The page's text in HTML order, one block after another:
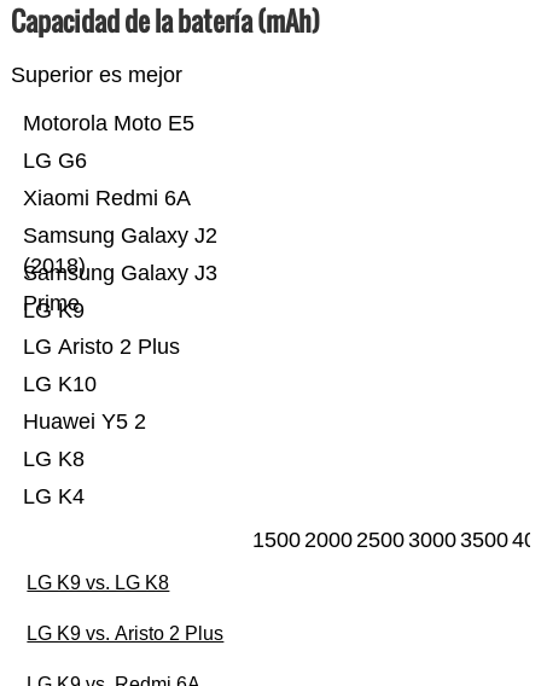
Capacidad de la batería (mAh)
Superior es mejor
LG K4
LG K8
Huawei Y5 2
LG K10
LG Aristo 2 Plus
LG K9
Samsung Galaxy J3
Prime
Samsung Galaxy J2
(2018)
Xiaomi Redmi 6A
LG G6
Motorola Moto E5
15002000250030003500
LG K9 vs. LG K8
LG K9 vs. Aristo 2 Plus